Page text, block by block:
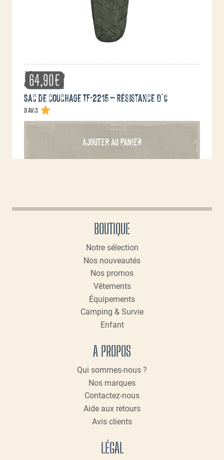
64,90€
Sac de couchage TF-2215 – Résistance 0°C
0 avis
AJOUTER AU PANIER
BOUTIQUE
Notre sélection
Nos nouveautés
Nos promos
Vêtements
Équipements
Camping & Survie
Enfant
A PROPOS
Qui sommes-nous ?
Nos marques
Contactez-nous
Aide aux retours
Avis clients
LÉGAL